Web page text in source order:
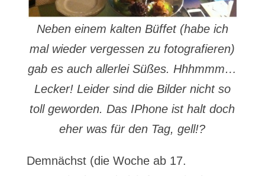
Neben einem kalten Büffet (habe ich
mal wieder vergessen zu fotografieren)
gab es auch allerlei Süßes. Hhhmmm…
Lecker! Leider sind die Bilder nicht so
toll geworden. Das IPhone ist halt doch
eher was für den Tag, gell!?
Demnächst (die Woche ab 17.